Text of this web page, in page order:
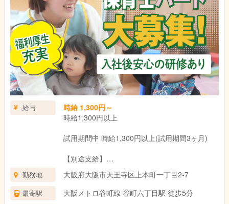
給与
時給 1,300円～
時給1,300円以上
試用期間中 時給1,300円以上(試用期間3ヶ月)
【別途支給】
朝夕手当 300円/回
(7：00～9：00/18：30～20：30の時間帯に勤務
した回数に応じ支給)
勤務地 大阪府大阪市天王寺区上本町一丁目2-7
最寄駅 大阪メトロ谷町線 谷町六丁目駅 徒歩5分